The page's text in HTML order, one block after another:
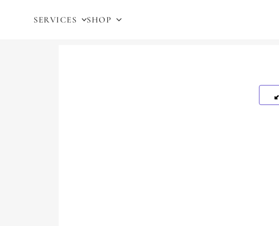
SERVICES SHOP